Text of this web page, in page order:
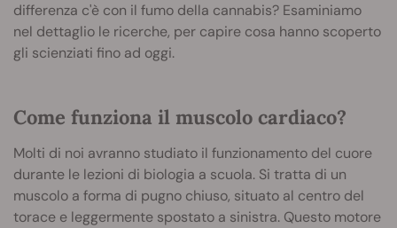
differenza c'è con il fumo della cannabis? Esaminiamo
nel dettaglio le ricerche, per capire cosa hanno scoperto
gli scienziati fino ad oggi.
Come funziona il muscolo cardiaco?
Molti di noi avranno studiato il funzionamento del cuore
durante le lezioni di biologia a scuola. Si tratta di un
muscolo a forma di pugno chiuso, situato al centro del
torace e leggermente spostato a sinistra. Questo motore